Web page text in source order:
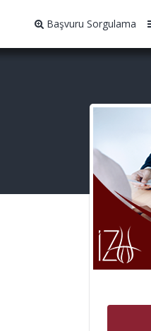
Başvuru Sorgulama